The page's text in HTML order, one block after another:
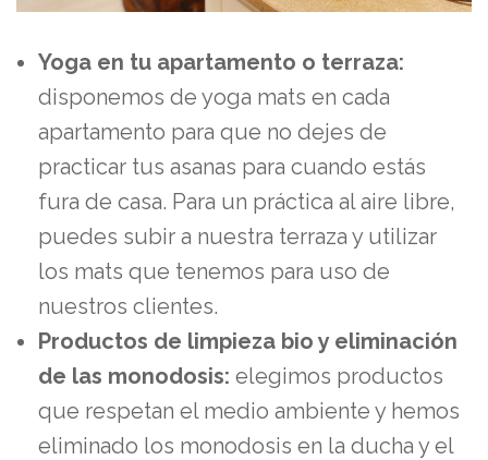
Yoga en tu apartamento o terraza:
disponemos de yoga mats en cada
apartamento para que no dejes de
practicar tus asanas para cuando estás
fura de casa. Para un práctica al aire libre,
puedes subir a nuestra terraza y utilizar
los mats que tenemos para uso de
nuestros clientes.
Productos de limpieza bio y eliminación
de las monodosis: elegimos productos
que respetan el medio ambiente y hemos
eliminado los monodosis en la ducha y el